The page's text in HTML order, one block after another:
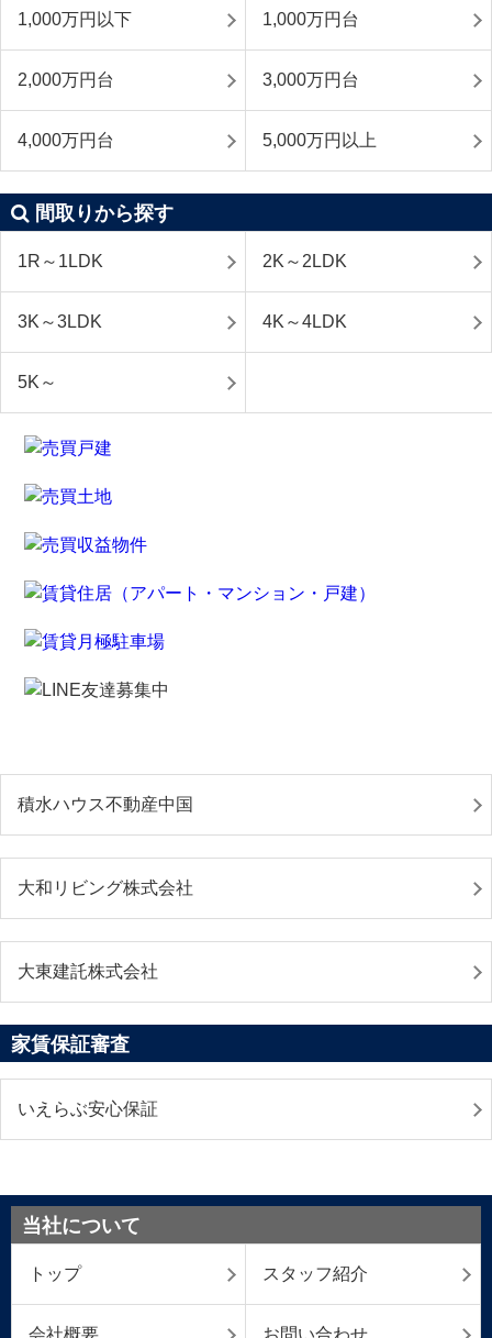
1,000万円以下 1,000万円台
2,000万円台 3,000万円台
4,000万円台 5,000万円以上
間取りから探す
1R～1LDK 2K～2LDK
3K～3LDK 4K～4LDK
5K～
積水ハウス不動産中国
大和リビング株式会社
大東建託株式会社
家賃保証審査
いえらぶ安心保証
当社について
トップ スタッフ紹介
会社概要 お問い合わせ